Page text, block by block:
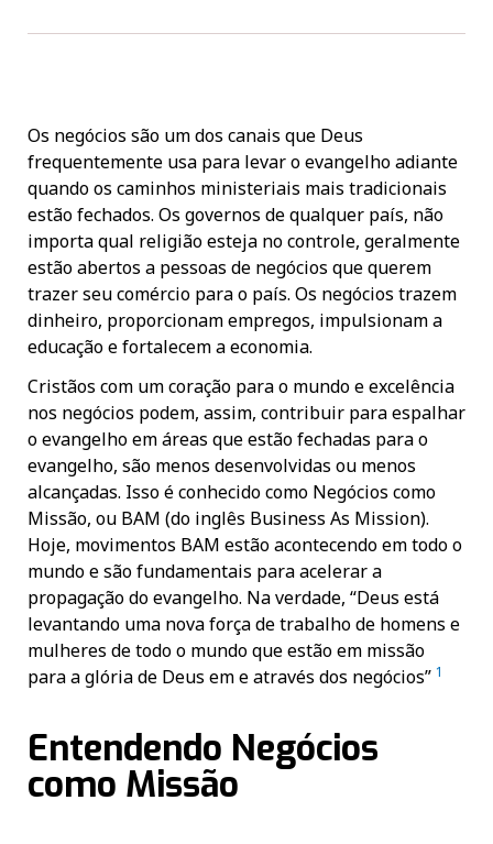
Os negócios são um dos canais que Deus
frequentemente usa para levar o evangelho adiante
quando os caminhos ministeriais mais tradicionais
estão fechados. Os governos de qualquer país, não
importa qual religião esteja no controle, geralmente
estão abertos a pessoas de negócios que querem
trazer seu comércio para o país. Os negócios trazem
dinheiro, proporcionam empregos, impulsionam a
educação e fortalecem a economia.
Cristãos com um coração para o mundo e excelência
nos negócios podem, assim, contribuir para espalhar
o evangelho em áreas que estão fechadas para o
evangelho, são menos desenvolvidas ou menos
alcançadas. Isso é conhecido como Negócios como
Missão, ou BAM (do inglês Business As Mission).
Hoje, movimentos BAM estão acontecendo em todo o
mundo e são fundamentais para acelerar a
propagação do evangelho. Na verdade, “Deus está
levantando uma nova força de trabalho de homens e
mulheres de todo o mundo que estão em missão
para a glória de Deus em e através dos negócios” 1
Entendendo Negócios
como Missão